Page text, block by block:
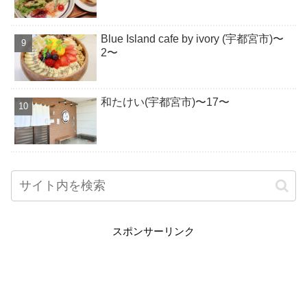
Blue Island cafe by ivory (宇都宮市)〜
2〜
和たけい(宇都宮市)〜17〜
スポンサーリンク